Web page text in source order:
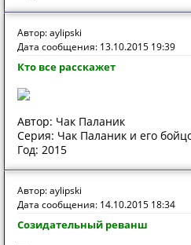
Автор: aylipski
Дата сообщения: 13.10.2015 19:39
Кто все расскажет
Автор: Чак Паланик
Серия: Чак Паланик и его
Год: 2015
Автор: aylipski
Дата сообщения: 14.10.2015 18:34
Созидательный реванш